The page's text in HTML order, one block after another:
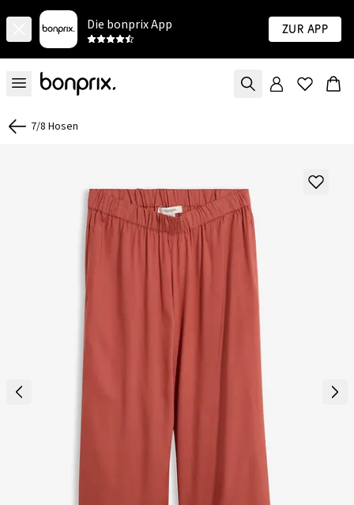
Die bonprix App Zur App
7/8 Hosen